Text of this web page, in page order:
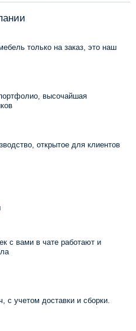
только на заказ, это наш
высочайшая
открытое для клиентов
с вами в чате работают и
с учетом доставки и сборки.